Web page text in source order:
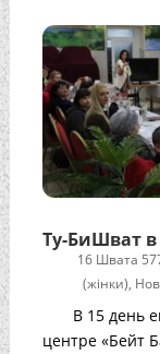
Ту-БиШват
16 Швата
(жінки),
В 15 день
центре «Бейт